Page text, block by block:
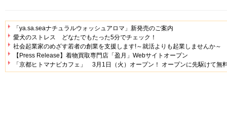
「ya.sa.seaナチュラルウォッシュアロマ」新発売のご案内
愛犬のストレス どなたでもたった5分でチェック！
社会起業家のめざす若者の創業を支援します!～就活よりも起業しませんか～
【Press Release】着物買取専門店「盈月」Webサイトオープン
「京都ヒトマナビカフェ」 3月1日（火）オープン！ オープンに先駆けて無